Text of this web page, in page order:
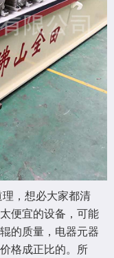
，想必大家都清
便宜的设备，可能
的质量，电器元器
格成正比的。所